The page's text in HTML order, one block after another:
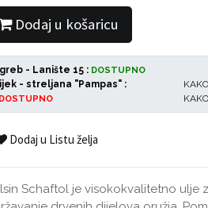
Dodaj u košaricu
- Lanište 15 : DOSTUPNO
- streljana "Pampas" :
Dodaj u Listu želja
Schaftol je visokokvalitetno ulje